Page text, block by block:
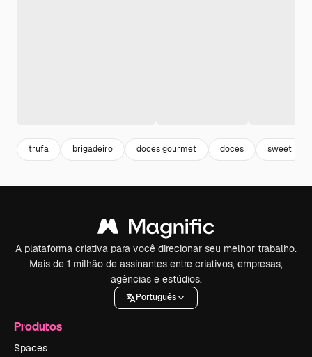
trufa brigadeiro doces gourmet doces sweet
A plataforma criativa para você direcionar seu melhor trabalho.
Mais de 1 milhão de assinantes entre criativos, empresas,
agências e estúdios.
Português
Produtos
Spaces